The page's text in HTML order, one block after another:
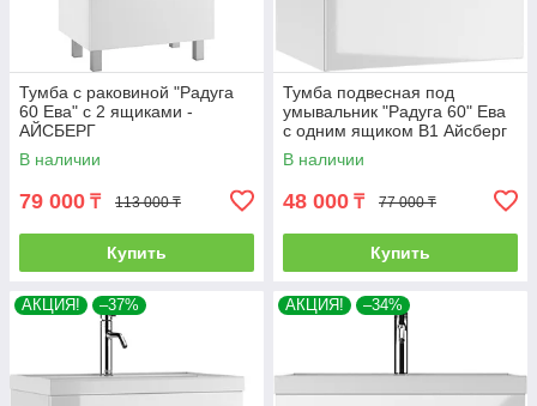
Тумба с раковиной "Радуга
60 Ева" с 2 ящиками -
АЙСБЕРГ
В наличии
79 000 ₸ 113 000 ₸
Купить
Тумба подвесная под
умывальник "Радуга 60" Ева
с одним ящиком В1 Айсберг
В наличии
48 000 ₸ 77 000 ₸
Купить
АКЦИЯ! –37% АКЦИЯ! –34%